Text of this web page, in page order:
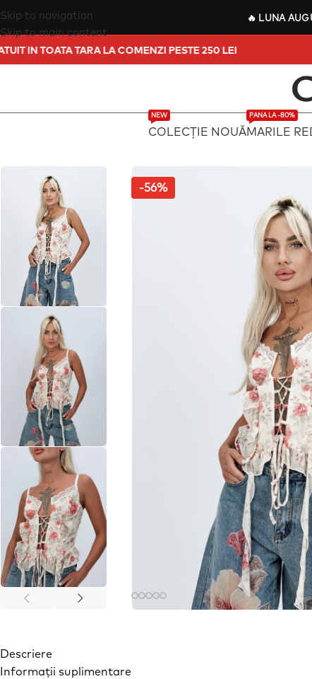
🔥 LUNA
Skip to navigation
Skip to main content
GRATUIT IN TOATA TARA LA COMENZI PESTE 250 LEI
COLECȚIE NOUĂ
NEW
MARILE
PANA LA -80%
-56%
Descriere
Informații suplimentare